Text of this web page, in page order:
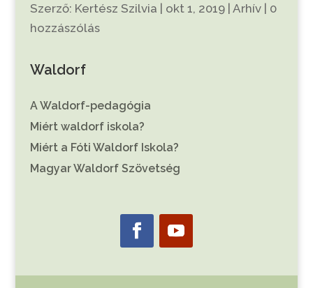
Szerző: Kertész Szilvia | okt 1, 2019| Arhív| 0
hozzászólás
Waldorf
A Waldorf-pedagógia
Miért waldorf iskola?
Miért a Fóti Waldorf Iskola?
Magyar Waldorf Szövetség